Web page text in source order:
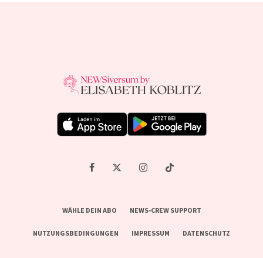
WÄHLE DEIN ABO NEWS-CREW SUPPORT
NUTZUNGSBEDINGUNGEN IMPRESSUM DATENSCHUTZ